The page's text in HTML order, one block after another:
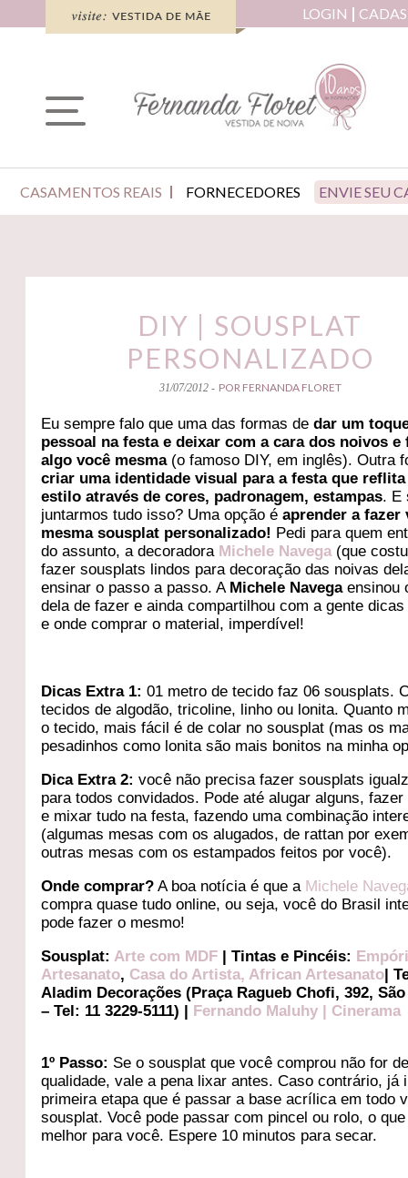
LOGIN
CASAMENTOS REAIS FORNECEDORES ENVIE SEU
DIY | SOUSPLAT
PERSONALIZADO
31/07/2012 - POR FERNANDA FLORET
Eu sempre falo que uma das formas dedar um
pessoal na festa e deixar com a cara dos noivos e
algo você mesma(o famoso DIY, em inglês). Outra
criar uma identidade visual para a festa que
estilo através de cores, padronagem, estampas. E
juntarmos tudo isso? Uma opção é aprender a fazer
mesma sousplat personalizado! Pedi para quem
do assunto, a decoradora Michele Navega(que
fazer sousplats lindos para decoração das noivas
ensinar o passo a passo. A Michele Navegaensinou
dela de fazer e ainda compartilhou com a gente
e onde comprar o material, imperdível!
Dicas Extra 1: 01 metro de tecido faz 06 sousplats.
tecidos de algodão, tricoline, linho ou lonita. Quanto
o tecido, mais fácil é de colar no sousplat (mas os
pesadinhos como lonita são mais bonitos na minha
Dica Extra 2: você não precisa fazer sousplats
para todos convidados. Pode até alugar alguns, fazer
e mixar tudo na festa, fazendo uma combinação
(algumas mesas com os alugados, de rattan por
outras mesas com os estampados feitos por você).
Onde comprar? A boa notícia é que a Michele
compra quase tudo online, ou seja, você do Brasil
pode fazer o mesmo!
Sousplat:Arte com MDF | Tintas e Pincéis:
Artesanato, Casa do Artista,African Artesanato|
Aladim Decorações (Praça Ragueb Chofi, 392,
– Tel: 11 3229-5111) | Fernando Maluhy | Cinerama
1º Passo: Se o sousplat que você comprou não for
qualidade, vale a pena lixar antes. Caso contrário, já
primeira etapa que é passar a base acrílica em todo
sousplat. Você pode passar com pincel ou rolo, o
melhor para você. Espere 10 minutos para secar.